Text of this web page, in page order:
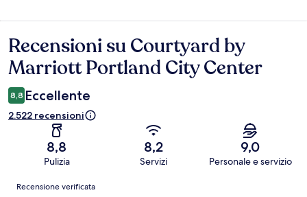
Recensioni
Recensioni su Courtyard by
Marriott Portland City Center
8,8 Eccellente
2.522 recensioni
8,8
Pulizia
8,2
Servizi
9,0
Personale e servizio
Recensioni
Recensione verificata